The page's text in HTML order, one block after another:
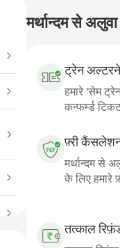
मर्थान्दम से
ट्रेन
हमारे 'सेम
कन्फर्म्ड
फ़्री
मर्थान्दम से
के लिए हमारे
तत्काल